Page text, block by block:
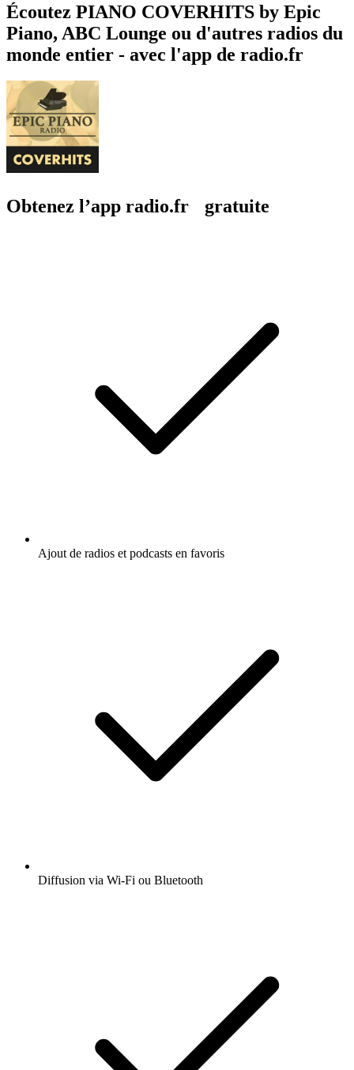
Écoutez PIANO COVERHITS by Epic
Piano, ABC Lounge ou d'autres radios du
monde entier - avec l'app de radio.fr
Obtenez l’app radio.fr gratuite
Ajout de radios et podcasts en favoris
Diffusion via Wi-Fi ou Bluetooth